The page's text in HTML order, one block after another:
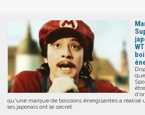
qu'une marque de boissons énergisantes a réalisé
les japonais ont le secret.